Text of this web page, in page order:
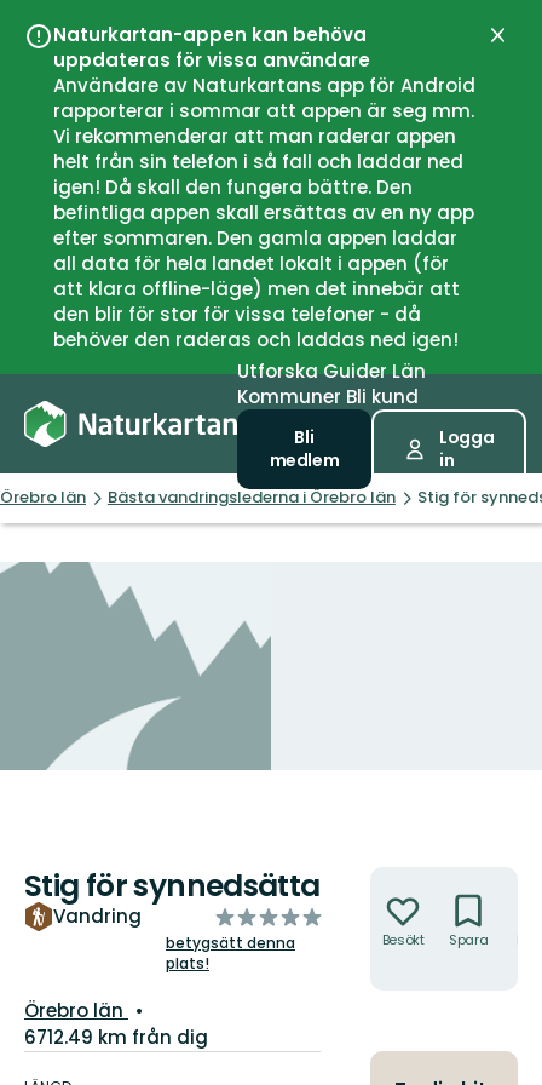
Naturkartan-appen kan behöva
uppdateras för vissa användare
Användare av Naturkartans app för Android
rapporterar i sommar att appen är seg mm.
Vi rekommenderar att man raderar appen
helt från sin telefon i så fall och laddar ned
igen! Då skall den fungera bättre. Den
befintliga appen skall ersättas av en ny app
efter sommaren. Den gamla appen laddar
all data för hela landet lokalt i appen (för
att klara offline-läge) men det innebär att
den blir för stor för vissa telefoner - då
behöver den raderas och laddas ned igen!
UtforskaGuiderLän
Kommuner Bli kund
Bli
medlem
Logga
in
Örebro län Bästa vandringslederna i Örebro län Stig för
Stig för synnedsätta
Vandring
av
5
betygsätt denna
plats!
Län:
Örebro län
6712.49 km från dig
Besökt Spara